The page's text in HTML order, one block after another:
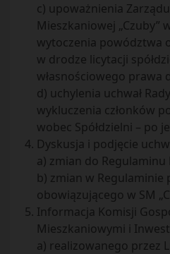
c) upoważnienia Zarządu
Mieszkaniowej „Czuby”
wytoczenia powództwa
w drodze licytacji
własnościowego prawa
d) uchylenia uchwał
wykluczenia członków
wobec Spółdzielni – po
Dyskusja i podjęcie
a) zmian do Regulaminu
b) zmian w
obowiązującego w SM
Informacja Komisji
Mieszkaniowymi i
a) realizowanego przez